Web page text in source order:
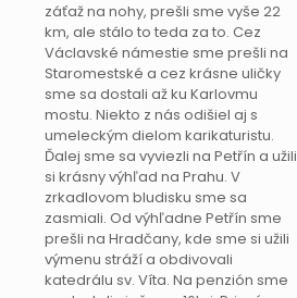
záťaž na nohy, prešli sme vyše 22
km, ale stálo to teda za to. Cez
Václavské námestie sme prešli na
Staromestské a cez krásne uličky
sme sa dostali až ku Karlovmu
mostu. Niekto z nás odišiel aj s
umeleckým dielom karikaturistu.
Ďalej sme sa vyviezli na Petřín a užili
si krásny výhľad na Prahu. V
zrkadlovom bludisku sme sa
zasmiali. Od výhľadne Petřín sme
prešli na Hradčany, kde sme si užili
výmenu stráží a obdivovali
katedrálu sv. Víta. Na penzión sme